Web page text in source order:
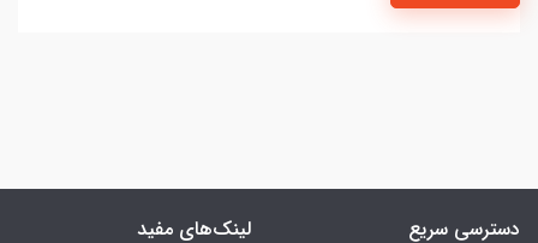
دسترسی سریع لینک‌های مفید